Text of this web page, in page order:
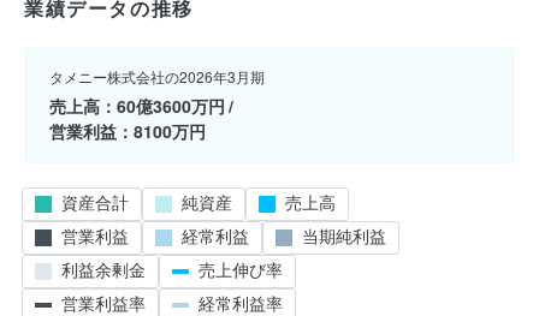
業績データの推移
タメニー株式会社の2026年3月期
売上高
60億3600万円
営業利益
8100万円
資産合計 純資産
売上高
営業利益
経常利益
当期純利益
利益余剰金
売上伸び率
営業利益率
経常利益率